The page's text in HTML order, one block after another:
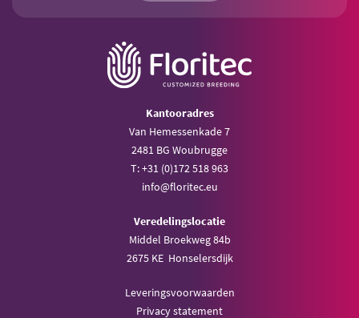
Kantooradres
Van Hemessenkade 7
2481 BG Woubrugge
T: +31 (0)172 518 963
info@floritec.eu
Veredelingslocatie
Middel Broekweg 84b
2675 KE Honselersdijk
Leveringsvoorwaarden
Privacy statement